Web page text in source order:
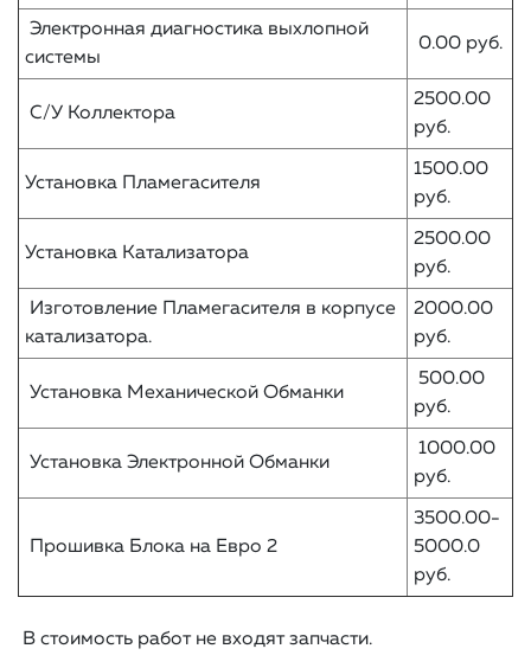
Электронная диагностика выхлопной
системы
0.00 руб.
С/У Коллектора
2500.00
руб.
Установка Пламегасителя
1500.00
руб.
Установка Катализатора
2500.00
руб.
Изготовление Пламегасителя в корпусе
катализатора.
2000.00
руб.
Установка Механической Обманки
500.00
руб.
Установка Электронной Обманки
1000.00
руб.
Прошивка Блока на Евро 2
3500.00-
5000.0
pуб.
В стоимость работ не входят запчасти.